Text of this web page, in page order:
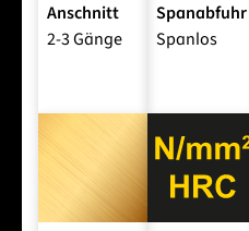
Anschnitt
2-3 Gänge
Spanabfuhr
Spanlos